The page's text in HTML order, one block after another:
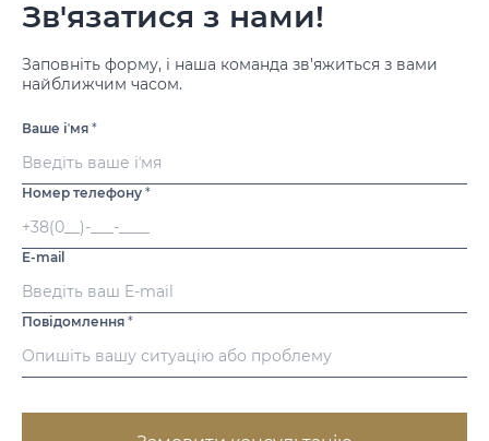
Зв'язатися з нами!
Заповніть форму, і наша команда зв'яжиться з вами
найближчим часом.
Ваше іʼмя *
Номер телефону *
E-mail
Повідомлення *